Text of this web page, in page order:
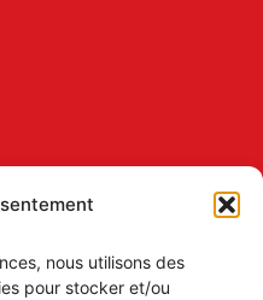
nous utilisons des
pour stocker et/ou